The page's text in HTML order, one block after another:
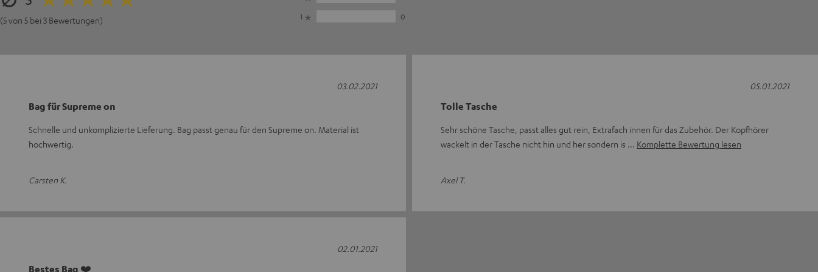
(5 von 5 bei 3 Bewertungen)
1
0
Bag für Supreme on
Schnelle und unkomplizierte Lieferung. Bag passt genau für den Supreme on. Material ist
hochwertig.
Carsten K.
03.02.2021
Tolle Tasche
Sehr schöne Tasche, passt alles gut rein, Extrafach innen für das Zubehör. Der Kopfhörer
wackelt in der Tasche nicht hin und her sondern is
Komplette Bewertung lesen
Axel T.
05.01.2021
Bestes Bag ❤️
02.01.2021